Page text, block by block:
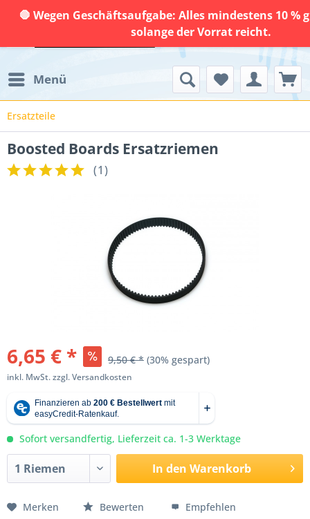
🛑 Wegen Geschäftsaufgabe: Alles mindestens 10 %
solange der Vorrat reicht.
Menü
Ersatzteile
Boosted Boards Ersatzriemen
(1)
6,65 € * 9,50 € * (30% gespart)
inkl. MwSt.zzgl. Versandkosten
Sofort versandfertig, Lieferzeit ca. 1-3 Werktage
In den Warenkorb
Merken Bewerten Empfehlen